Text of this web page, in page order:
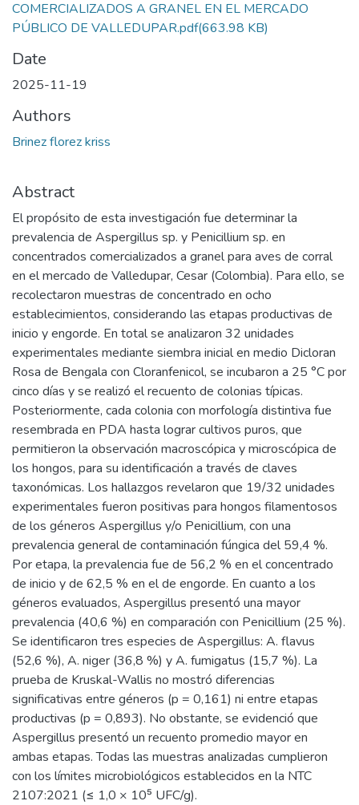
COMERCIALIZADOS A GRANEL EN EL MERCADO
PÚBLICO DE VALLEDUPAR.pdf(663.98 KB)
Date
2025-11-19
Authors
Brinez florez kriss
Abstract
El propósito de esta investigación fue determinar la
prevalencia de Aspergillus sp. y Penicillium sp. en
concentrados comercializados a granel para aves de corral
en el mercado de Valledupar, Cesar (Colombia). Para ello, se
recolectaron muestras de concentrado en ocho
establecimientos, considerando las etapas productivas de
inicio y engorde. En total se analizaron 32 unidades
experimentales mediante siembra inicial en medio Dicloran
Rosa de Bengala con Cloranfenicol, se incubaron a 25 °C por
cinco días y se realizó el recuento de colonias típicas.
Posteriormente, cada colonia con morfología distintiva fue
resembrada en PDA hasta lograr cultivos puros, que
permitieron la observación macroscópica y microscópica de
los hongos, para su identificación a través de claves
taxonómicas. Los hallazgos revelaron que 19/32 unidades
experimentales fueron positivas para hongos filamentosos
de los géneros Aspergillus y/o Penicillium, con una
prevalencia general de contaminación fúngica del 59,4 %.
Por etapa, la prevalencia fue de 56,2 % en el concentrado
de inicio y de 62,5 % en el de engorde. En cuanto a los
géneros evaluados, Aspergillus presentó una mayor
prevalencia (40,6 %) en comparación con Penicillium (25 %).
Se identificaron tres especies de Aspergillus: A. flavus
(52,6 %), A. niger (36,8 %) y A. fumigatus (15,7 %). La
prueba de Kruskal-Wallis no mostró diferencias
significativas entre géneros (p = 0,161) ni entre etapas
productivas (p = 0,893). No obstante, se evidenció que
Aspergillus presentó un recuento promedio mayor en
ambas etapas. Todas las muestras analizadas cumplieron
con los límites microbiológicos establecidos en la NTC
2107:2021 (≤ 1,0 × 10⁵ UFC/g).